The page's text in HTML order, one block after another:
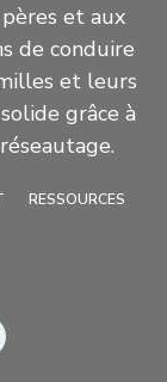
et aux
de conduire
et leurs
grâce à
RESSOURCES